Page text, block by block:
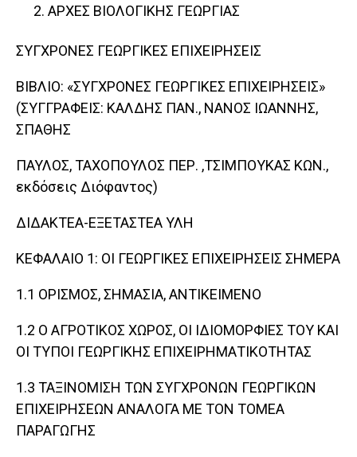
ΑΡΧΕΣ ΒΙΟΛΟΓΙΚΗΣ ΓΕΩΡΓΙΑΣ
ΣΥΓΧΡΟΝΕΣ ΓΕΩΡΓΙΚΕΣ ΕΠΙΧΕΙΡΗΣΕΙΣ
ΒΙΒΛΙΟ: «ΣΥΓΧΡΟΝΕΣ ΓΕΩΡΓΙΚΕΣ ΕΠΙΧΕΙΡΗΣΕΙΣ»
(ΣΥΓΓΡΑΦΕΙΣ: ΚΑΛΔΗΣ ΠΑΝ., ΝΑΝΟΣ ΙΩΑΝΝΗΣ,
ΣΠΑΘΗΣ
ΠΑΥΛΟΣ, ΤΑΧΟΠΟΥΛΟΣ ΠΕΡ. ,ΤΣΙΜΠΟΥΚΑΣ ΚΩΝ.,
εκδόσεις Διόφαντος)
ΔΙΔΑΚΤΕΑ-ΕΞΕΤΑΣΤΕΑ ΥΛΗ
ΚΕΦΑΛΑΙΟ 1: ΟΙ ΓΕΩΡΓΙΚΕΣ ΕΠΙΧΕΙΡΗΣΕΙΣ ΣΗΜΕΡΑ
1.1 ΟΡΙΣΜΟΣ, ΣΗΜΑΣΙΑ, ΑΝΤΙΚΕΙΜΕΝΟ
1.2 Ο ΑΓΡΟΤΙΚΟΣ ΧΩΡΟΣ, ΟΙ ΙΔΙΟΜΟΡΦΙΕΣ ΤΟΥ ΚΑΙ
ΟΙ ΤΥΠΟΙ ΓΕΩΡΓΙΚΗΣ ΕΠΙΧΕΙΡΗΜΑΤΙΚΟΤΗΤΑΣ
1.3 ΤΑΞΙΝΟΜΙΣΗ ΤΩΝ ΣΥΓΧΡΟΝΩΝ ΓΕΩΡΓΙΚΩΝ
ΕΠΙΧΕΙΡΗΣΕΩΝ ΑΝΑΛΟΓΑ ΜΕ ΤΟΝ ΤΟΜΕΑ
ΠΑΡΑΓΩΓΗΣ